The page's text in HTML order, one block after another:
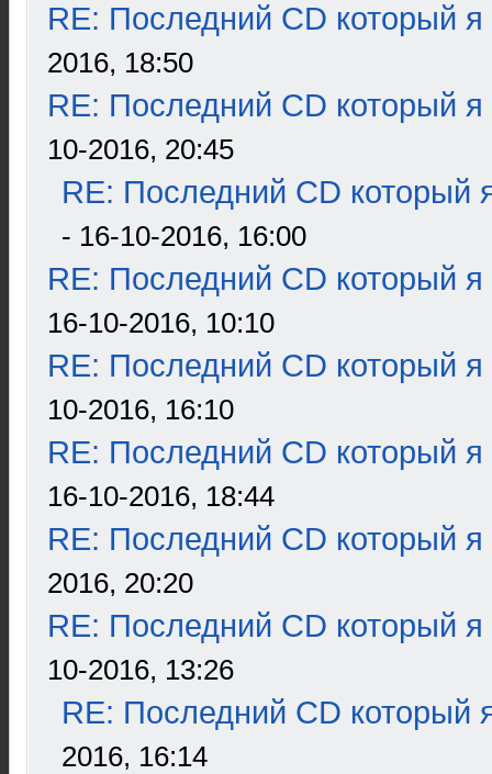
RE: Последний CD который я
2016, 18:50
RE: Последний CD который я
10-2016, 20:45
RE: Последний CD который
- 16-10-2016, 16:00
RE: Последний CD который я
16-10-2016, 10:10
RE: Последний CD который я
10-2016, 16:10
RE: Последний CD который я
16-10-2016, 18:44
RE: Последний CD который я
2016, 20:20
RE: Последний CD который я
10-2016, 13:26
RE: Последний CD который
2016, 16:14